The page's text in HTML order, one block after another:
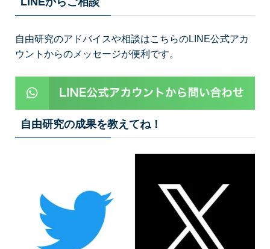
自由研究のアドバイスや相談はこちらのLINE公式アカ
ウントからのメッセージが便利です。
自由研究の成果を教えてね！